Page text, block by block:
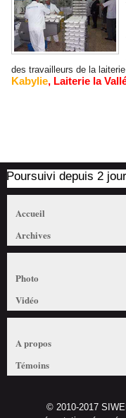
des travailleurs de la
Kabylie, Laiterie la
depuis 2
Accueil
Archives
Photo
Vidéo
A propos
Témoins
© 2010-2017